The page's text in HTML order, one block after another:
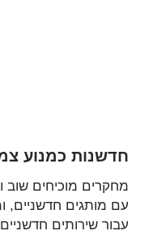
חדשנות כמנוע
מחקרים מוכיחים שוב
עם מותגים חדשניים,
עבור שירותים